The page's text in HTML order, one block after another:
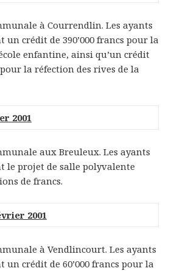
à Courrendlin. Les ayants
crédit de 390’000 francs pour la
enfantine, ainsi qu’un crédit
pour la réfection des rives de la
2001
aux Breuleux. Les ayants
le projet de salle polyvalente
de francs.
2001
à Vendlincourt. Les ayants
crédit de 60’000 francs pour la